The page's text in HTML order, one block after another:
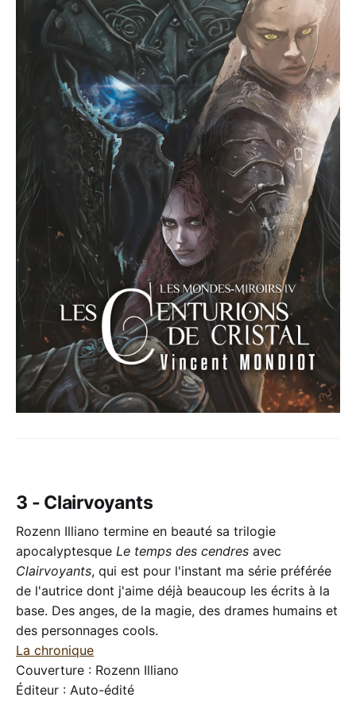
3 - Clairvoyants
Rozenn Illiano termine en beauté sa trilogie
apocalyptesque Le temps des cendres avec
Clairvoyants, qui est pour l'instant ma série préférée
de l'autrice dont j'aime déjà beaucoup les écrits à la
base. Des anges, de la magie, des drames humains et
des personnages cools.
La chronique
Couverture : Rozenn Illiano
Éditeur : Auto-édité